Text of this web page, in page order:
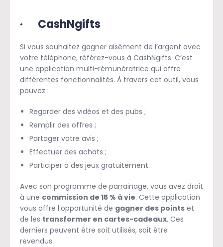
· CashNgifts
Si vous souhaitez gagner aisément de l’argent avec
votre téléphone, référez-vous à CashNgifts. C’est
une application multi-rémunératrice qui offre
différentes fonctionnalités. À travers cet outil, vous
pouvez :
Regarder des vidéos et des pubs ;
Remplir des offres ;
Partager votre avis ;
Effectuer des achats ;
Participer à des jeux gratuitement.
Avec son programme de parrainage, vous avez droit
à une commission de 15 % à vie. Cette application
vous offre l’opportunité de gagner des points et
de les transformer en cartes-cadeaux. Ces
derniers peuvent être soit utilisés, soit être
revendus.